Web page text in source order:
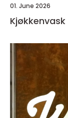
01. June 2026